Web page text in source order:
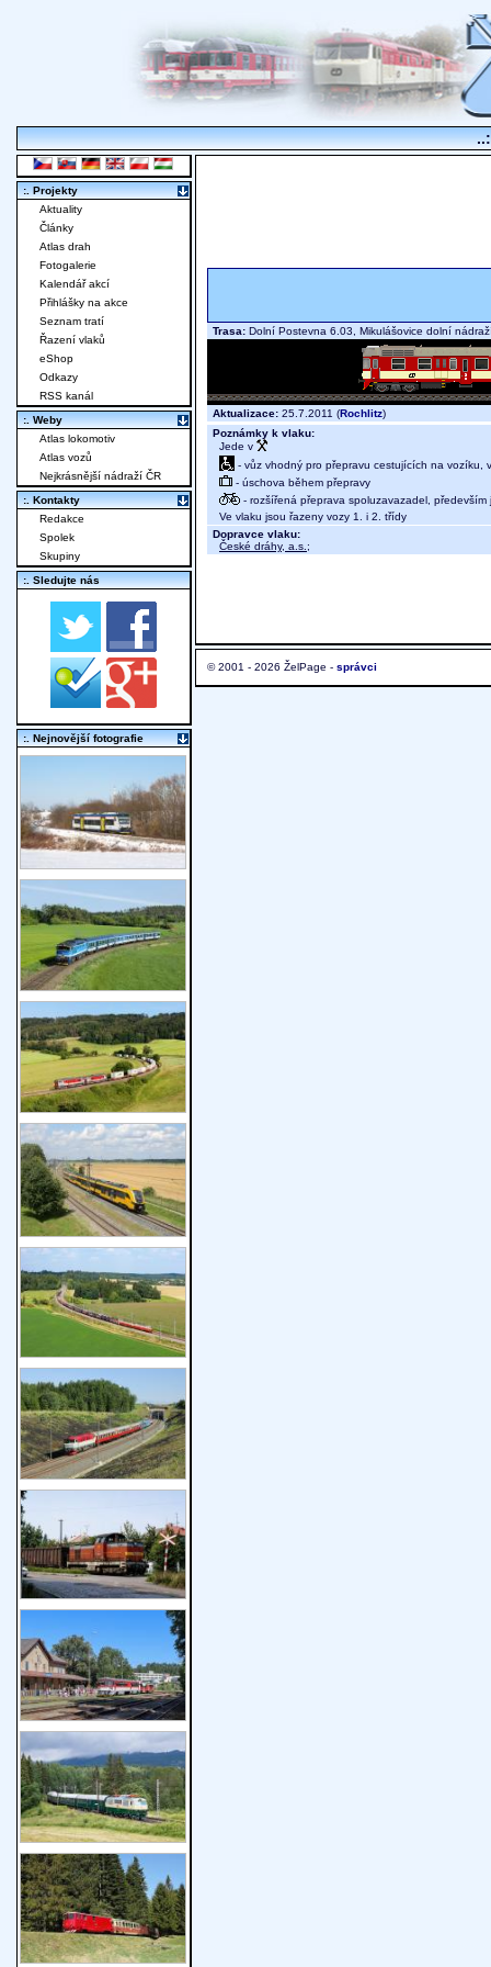
Trasa: Dolní Postevna 6.03, Mikulášovice dolní
Aktualizace: 25.7.2011 (Rochlitz)
Poznámky k vlaku:
Jede v
- vůz vhodný pro přepravu cestujících na vozíku,
- úschova během přepravy
- rozšířená přeprava spoluzavazadel, především
Ve vlaku jsou řazeny vozy 1. i 2. třídy
Dopravce vlaku:
České dráhy, a.s. ;
© 2001 - 2026 ŽelPage - správci
:. Projekty
Aktuality
Články
Atlas drah
Fotogalerie
Kalendář akcí
Přihlášky na akce
Seznam tratí
Řazení vlaků
eShop
Odkazy
RSS kanál
:. Weby
Atlas lokomotiv
Atlas vozů
Nejkrásnější nádraží ČR
:. Kontakty
Redakce
Spolek
Skupiny
:. Sledujte nás
:. Nejnovější fotografie